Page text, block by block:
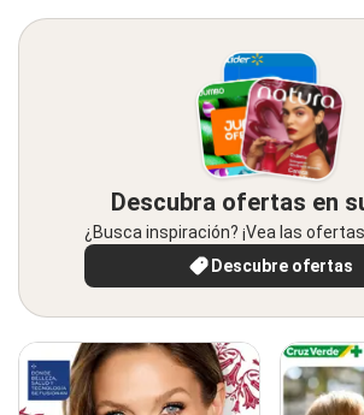
Descubra ofertas en
¿Busca inspiración? ¡Vea las
Descubre ofertas